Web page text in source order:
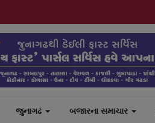
જુનાગઢ બજારના સમાચાર